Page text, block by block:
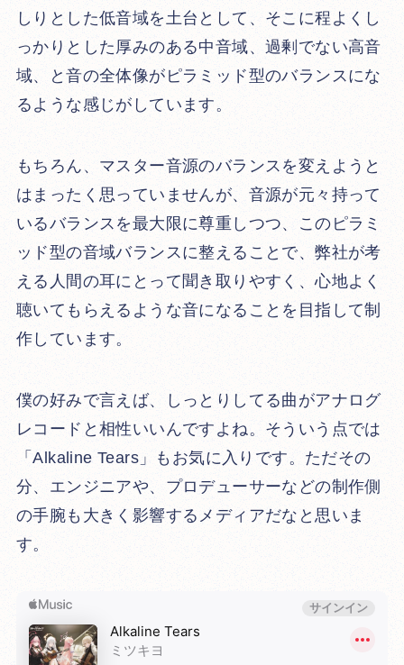
しりとした低音域を土台として、そこに程よくし
っかりとした厚みのある中音域、過剰でない高音
域、と音の全体像がピラミッド型のバランスにな
るような感じがしています。
もちろん、マスター音源のバランスを変えようと
はまったく思っていませんが、音源が元々持って
いるバランスを最大限に尊重しつつ、このピラミ
ッド型の音域バランスに整えることで、弊社が考
える人間の耳にとって聞き取りやすく、心地よく
聴いてもらえるような音になることを目指して制
作しています。
僕の好みで言えば、しっとりしてる曲がアナログ
レコードと相性いいんですよね。そういう点では
「Alkaline Tears」もお気に入りです。ただその
分、エンジニアや、プロデューサーなどの制作側
の手腕も大きく影響するメディアだなと思いま
す。